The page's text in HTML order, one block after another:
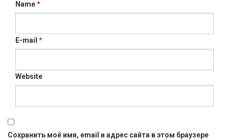
Name*
E-mail *
Website
Сохранить моё имя, email и адрес сайта в этом браузере